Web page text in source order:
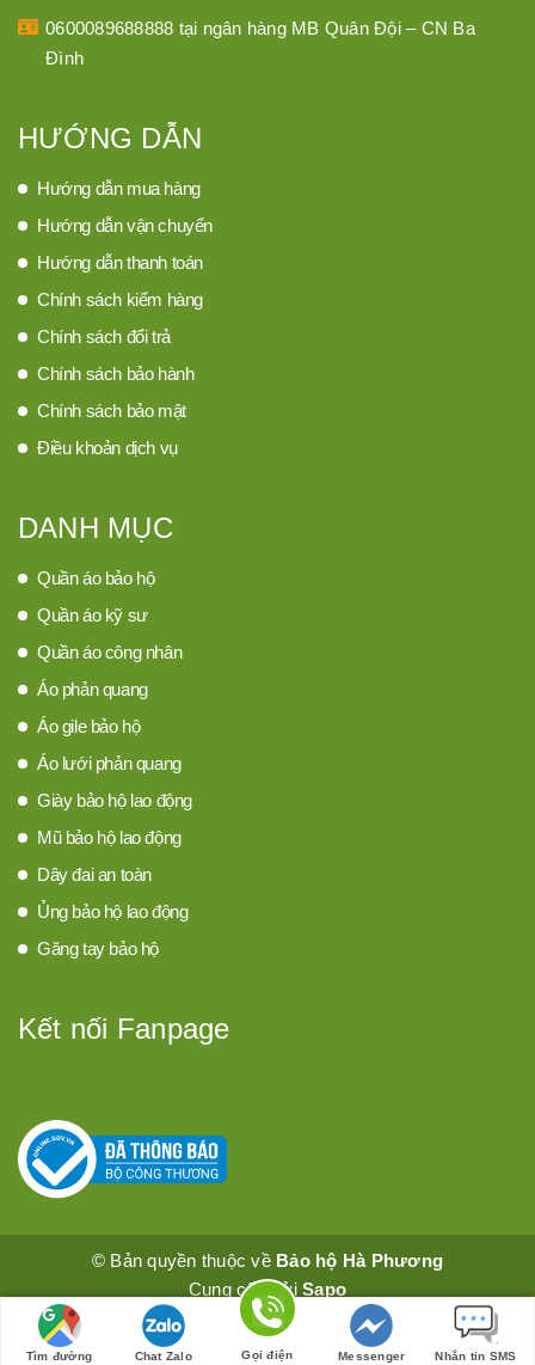
0600089688888 tại ngân hàng MB Quân Đội – CN Ba
Đình
HƯỚNG DẪN
Hướng dẫn mua hàng
Hướng dẫn vận chuyển
Hướng dẫn thanh toán
Chính sách kiểm hàng
Chính sách đổi trả
Chính sách bảo hành
Chính sách bảo mật
Điều khoản dịch vụ
DANH MỤC
Quần áo bảo hộ
Quần áo kỹ sư
Quần áo công nhân
Áo phản quang
Áo gile bảo hộ
Áo lưới phản quang
Giày bảo hộ lao động
Mũ bảo hộ lao động
Dây đai an toàn
Ủng bảo hộ lao động
Găng tay bảo hộ
Kết nối Fanpage
© Bản quyền thuộc về Bảo hộ Hà Phương
Cung cấp bởiSapo
Tìm đường Chat Zalo Gọi điện Messenger Nhắn tin SMS